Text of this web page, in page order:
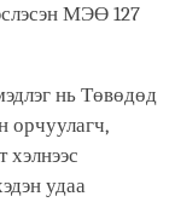
МЭӨ 127
нь Төвөдөд
орчуулагч,
хэлнээс
удаа